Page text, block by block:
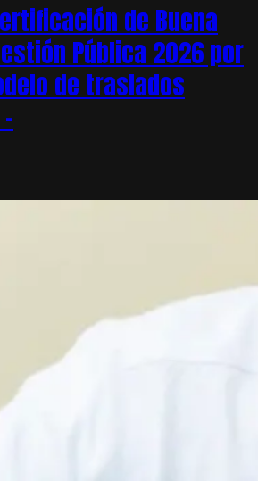
de Buena
Pública 2026 por
de traslados